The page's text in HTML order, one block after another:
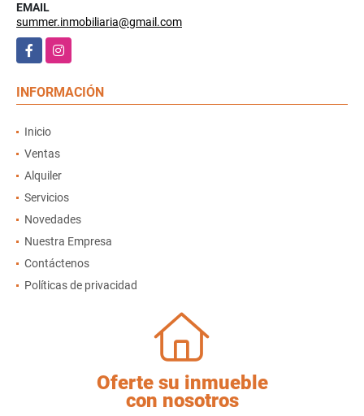
EMAIL
summer.inmobiliaria@gmail.com
FacebookInstagram
INFORMACIÓN
Inicio
Ventas
Alquiler
Servicios
Novedades
Nuestra Empresa
Contáctenos
Políticas de privacidad
Oferte su inmueble
con nosotros